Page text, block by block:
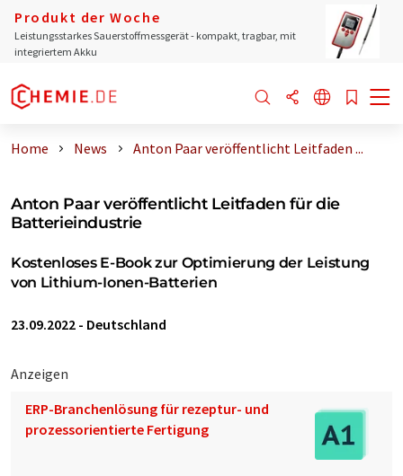
Produkt der Woche
Leistungsstarkes Sauerstoffmessgerät - kompakt, tragbar, mit
integriertem Akku
Home News Anton Paar veröffentlicht Leitfaden ...
Anton Paar veröffentlicht Leitfaden für die
Batterieindustrie
Kostenloses E-Book zur Optimierung der Leistung
von Lithium-Ionen-Batterien
23.09.2022 - Deutschland
Anzeigen
ERP-Branchenlösung für rezeptur- und
prozessorientierte Fertigung